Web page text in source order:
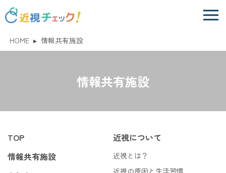
HOME ▸ 情報共有施設
情報共有施設
TOP
情報共有施設
近視について
近視とは？
近視の原因と生活習慣